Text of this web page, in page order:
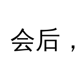
会后